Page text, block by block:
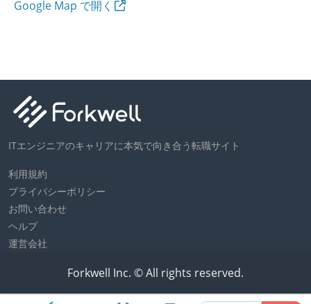
Google Map で開く
ITエンジニアのキャリアに本気で向き合う転職サイト
利用規約
プライバシーポリシー
お問い合わせ
ヘルプ
運営会社
Forkwell Inc. © All rights reserved.